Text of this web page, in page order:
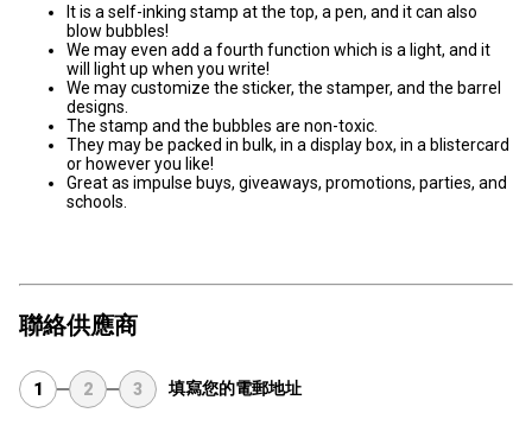
It is a self-inking stamp at the top, a pen, and it can also
blow bubbles!
We may even add a fourth function which is a light, and it
will light up when you write!
We may customize the sticker, the stamper, and the barrel
designs.
The stamp and the bubbles are non-toxic.
They may be packed in bulk, in a display box, in a blistercard
or however you like!
Great as impulse buys, giveaways, promotions, parties, and
schools.
聯絡供應商
1 2 3 填寫您的電郵地址